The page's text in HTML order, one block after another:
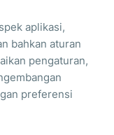
aplikasi,
bahkan aturan
pengaturan,
preferensi